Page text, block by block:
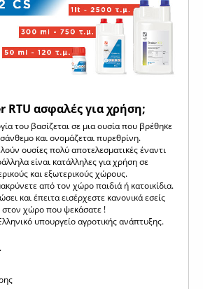
RTU ασφαλές για χρήση;
του βασίζεται σε μια ουσία που βρέθηκε
και ονομάζεται πυρεθρίνη.
ουσίες πολύ αποτελεσματικές έναντι
είναι κατάλληλες για χρήση σε
και εξωτερικούς χώρους.
από τον χώρο παιδιά ή κατοικίδια.
και έπειτα εισέρχεστε κανονικά εσείς
στον χώρο που ψεκάσατε !
υπουργείο αγροτικής ανάπτυξης.